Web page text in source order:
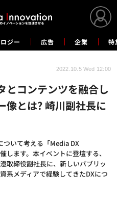
ジー 広告 企業 特
とコンテンツを融合し
像とは? 崎川副社長に
いて考える「Media DX
します。本イベントに登壇する、
取締役副社長に、新しいパブリッ
系メディアで経験してきたDXにつ
2022.10.5 Wed 12:00